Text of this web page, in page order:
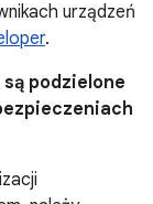
urządzeń
.
podzielone